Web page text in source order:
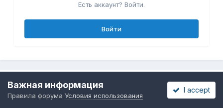
Есть аккаунт? Войти.
Войти
Share 0
Важная информация
Правила форума Условия использования
I accept